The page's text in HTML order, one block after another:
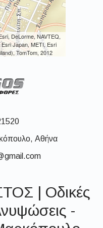
DeLorme, NAVTEQ,
Japan, METI, Esri
TomTom, 2012
Αθήνα
| Οδικές
-